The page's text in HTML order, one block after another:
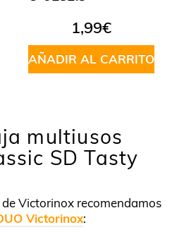
1,99€
AÑADIR AL CARRITO
multiusos
SD Tasty
Victorinox recomendamos
Victorinox: